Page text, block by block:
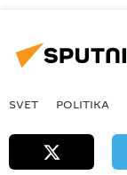
SVET POLITIKA